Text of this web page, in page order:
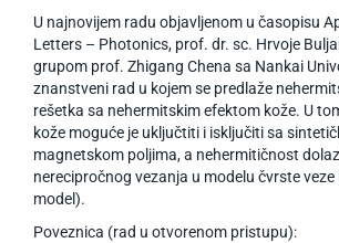
U najnovijem radu objavljenom u časopisu
Letters – Photonics, prof. dr. sc. Hrvoje
grupom prof. Zhigang Chena sa Nankai
znanstveni rad u kojem se predlaže
rešetka sa nehermitskim efektom kože. U
kože moguće je uključtiti i isključiti sa
magnetskom poljima, a nehermitičnost
nerecipročnog vezanja u modelu čvrste
model).
Poveznica (rad u otvorenom pristupu):